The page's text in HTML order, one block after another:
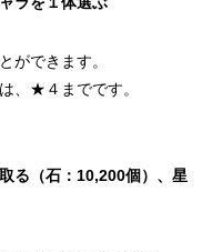
ができます。
、★４までです。
る（石：10,200個）、星